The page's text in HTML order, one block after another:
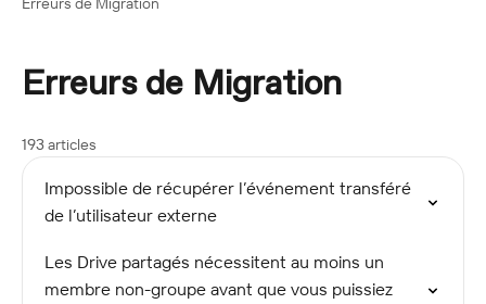
Erreurs de Migration
193 articles
Impossible de récupérer l’événement transféré
de l’utilisateur externe
Les Drive partagés nécessitent au moins un
membre non-groupe avant que vous puissiez